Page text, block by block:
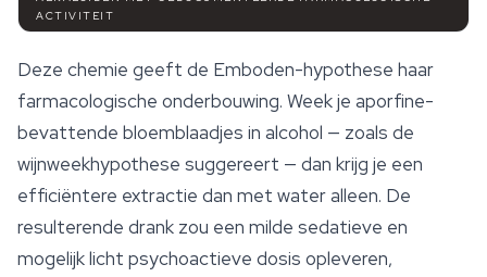
ACTIVITEIT
Deze chemie geeft de Emboden-hypothese haar
farmacologische onderbouwing. Week je aporfine-
bevattende bloemblaadjes in alcohol — zoals de
wijnweekhypothese suggereert — dan krijg je een
efficiëntere extractie dan met water alleen. De
resulterende drank zou een milde sedatieve en
mogelijk licht psychoactieve dosis opleveren,